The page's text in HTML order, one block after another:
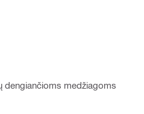
dengiančioms medžiagoms